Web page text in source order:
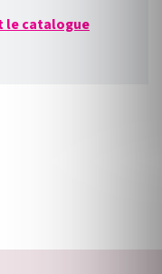
le catalogue